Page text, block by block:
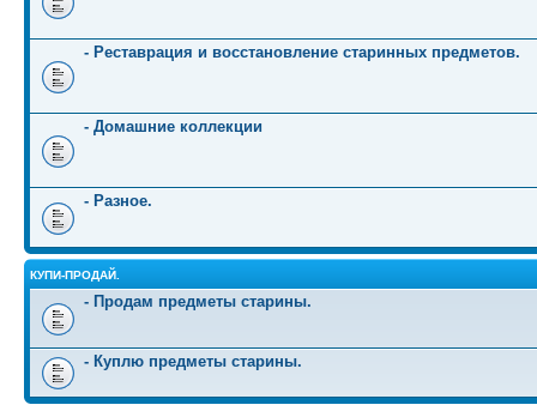
- Реставрация и восстановление старинных предметов.
- Домашние коллекции
- Разное.
КУПИ-ПРОДАЙ.
- Продам предметы старины.
- Куплю предметы старины.